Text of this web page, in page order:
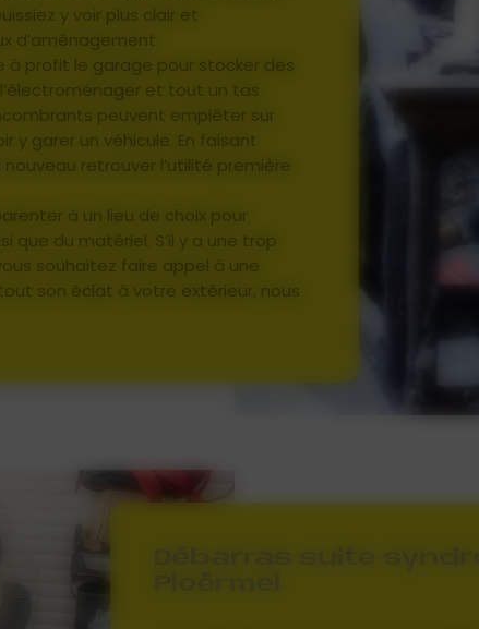
y voir plus clair et
d’aménagement.
à profit le garage pour stocker des
et tout un tas
peuvent empiéter sur
y garer un véhicule. En faisant
retrouver l’utilité première
à un lieu de choix pour
du matériel. S’il y a une trop
souhaitez faire appel à une
son éclat à votre extérieur, nous